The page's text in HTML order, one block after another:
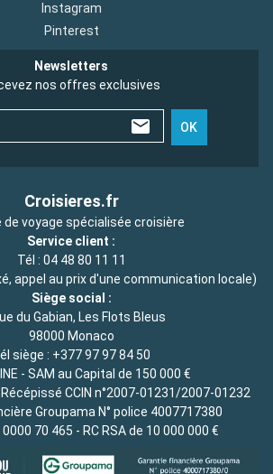
Instagram
Pinterest
Newsletters
nos offres exclusives
OK
Croisieres.fr
de voyage spécialisée croisière
Service client :
Tél : 04 48 80 11 11
appel au prix d'une communication locale)
Siège social :
du Gabian, Les Flots Bleus
98000 Monaco
siège : +377 97 97 84 50
- SAM au Capital de 150 000 €
Récépissé CCIN n°2007-01231/2007-01232
Groupama N° police 4007717380
0000 70 465 - RC RSA de 10 000 000 €